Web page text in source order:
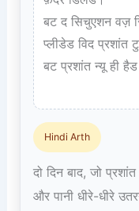
बट द सिचुएशन वज़
प्लीडेड विद प्रशांत
बट प्रशांत न्यू ही
Hindi Arth
दो दिन बाद, जो
और पानी धीरे-धीरे